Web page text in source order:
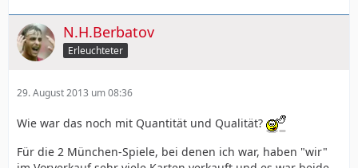
N.H.Berbatov
Erleuchteter
29. August 2013 um 08:36
Wie war das noch mit Quantität und Qualität?
Für die 2 München-Spiele, bei denen ich war, haben "wir"